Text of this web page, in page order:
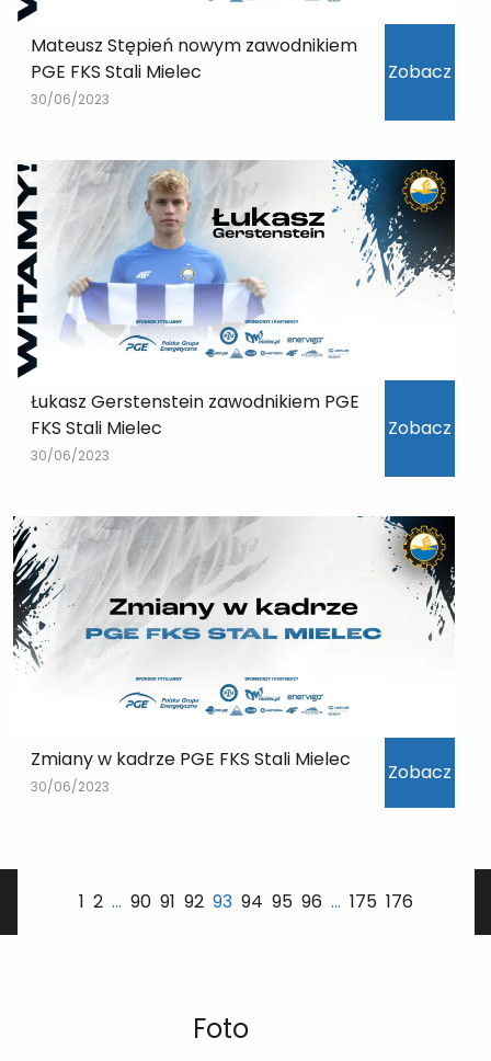
Mateusz Stępień nowym zawodnikiem
PGE FKS Stali Mielec
30/06/2023
Zobacz
Łukasz Gerstenstein zawodnikiem PGE
FKS Stali Mielec
30/06/2023
Zobacz
Zmiany w kadrze PGE FKS Stali Mielec
30/06/2023
Zobacz
1 2 … 90 91 92 93 94 95 96 … 175 176
Foto